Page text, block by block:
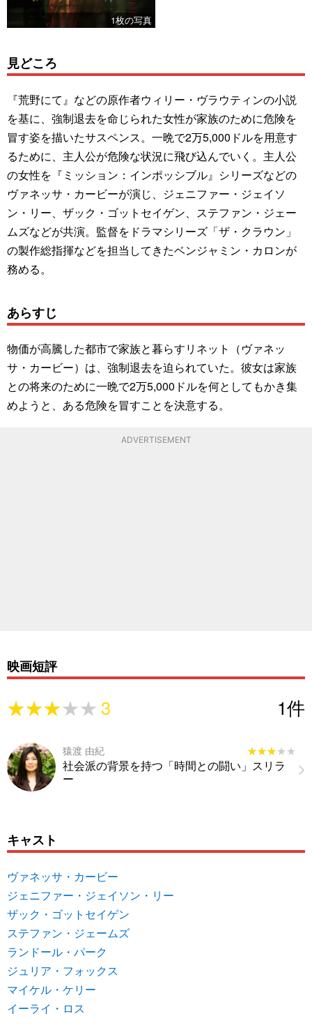
1枚の写真
見どころ
『荒野にて』などの原作者ウィリー・ヴラウティンの小説
を基に、強制退去を命じられた女性が家族のために危険を
冒す姿を描いたサスペンス。一晩で2万5,000ドルを用意す
るために、主人公が危険な状況に飛び込んでいく。主人公
の女性を『ミッション：インポッシブル』シリーズなどの
ヴァネッサ・カービーが演じ、ジェニファー・ジェイソ
ン・リー、ザック・ゴットセイゲン、ステファン・ジェー
ムズなどが共演。監督をドラマシリーズ「ザ・クラウン」
の製作総指揮などを担当してきたベンジャミン・カロンが
務める。
あらすじ
物価が高騰した都市で家族と暮らすリネット（ヴァネッ
サ・カービー）は、強制退去を迫られていた。彼女は家族
との将来のために一晩で2万5,000ドルを何としてもかき集
めようと、ある危険を冒すことを決意する。
ADVERTISEMENT
映画短評
★★★★★
★★★★★ 3 1件
猿渡 由紀 ★★★★★
★★★★★
社会派の背景を持つ「時間との闘い」スリラ
ー
キャスト
ヴァネッサ・カービー
ジェニファー・ジェイソン・リー
ザック・ゴットセイゲン
ステファン・ジェームズ
ランドール・パーク
ジュリア・フォックス
マイケル・ケリー
イーライ・ロス